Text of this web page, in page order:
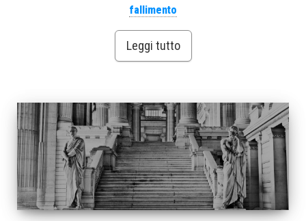
fallimento
Leggi tutto